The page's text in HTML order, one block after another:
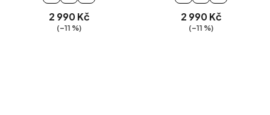
2 990 Kč
(–11 %)
2 990 Kč
(–11 %)